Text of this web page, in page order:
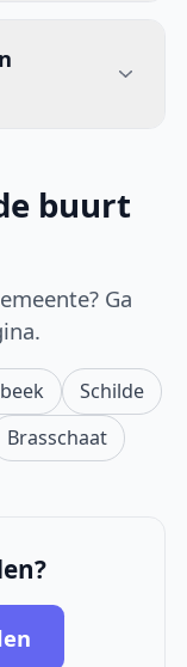
buurt
Ga
Schilde
Brasschaat